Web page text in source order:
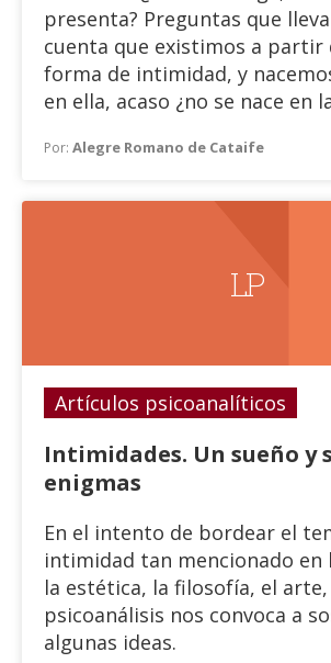
presenta? Preguntas que
cuenta que existimos a partir
forma de intimidad, y
en ella, acaso ¿no se nace en
casos intimidad caldeada y
Por: Alegre Romano de Cataife
L P
Artículos psicoanalíticos
Intimidades. Un sueño y
enigmas
En el intento de bordear el
intimidad tan mencionado
la estética, la filosofía, el
psicoanálisis nos convoca a
algunas ideas.